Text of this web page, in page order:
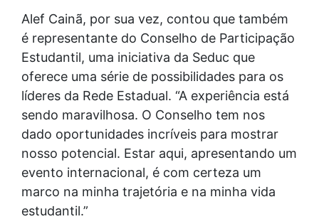
Alef Cainã, por sua vez, contou que também
é representante do Conselho de Participação
Estudantil, uma iniciativa da Seduc que
oferece uma série de possibilidades para os
líderes da Rede Estadual. “A experiência está
sendo maravilhosa. O Conselho tem nos
dado oportunidades incríveis para mostrar
nosso potencial. Estar aqui, apresentando um
evento internacional, é com certeza um
marco na minha trajetória e na minha vida
estudantil.”